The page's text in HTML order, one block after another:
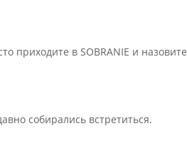
приходите в SOBRANIE и назовите
собирались встретиться.